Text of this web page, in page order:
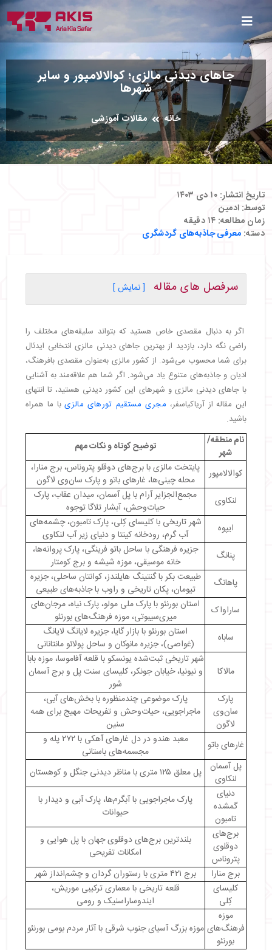
جاهای دیدنی مالزی؛ کوالالامپور و سایر
شهرها
خانه مقالات آموزشی
تاریخ انتشار: ۱۰ دی ۱۴۰۳
توسط: ادمین
زمان مطالعه: ۱۴ دقیقه
دسته: معرفی جاذبه‌های گردشگری
سرفصل های مقاله
[ نمایش ]
・جاهای دیدنی کوالالامپور مالزی
Towers)
・برج منارا (Menara KL Tower)
・ محله چینی‌ها (Chinatown)
・ غارهای باتو (Batu Caves)
・
ساختمان سلطان عبدالصمد (Sultan Abdul
Samad Building)
・
Theme Park)
・
・ جاهای دیدنی لنکاوی مالزی
پل آسمان لنکاوی (Langkawi Sky Bridge)
・ میدان داتاران لانگ (Dataran Lang)
・
پارک حیات‌وحش و بهشت پرندگان (Wildlife Park
& Bird Paradise)
・آبشار تلاگا توجوه (Telaga Tujuh Waterfalls)
・جاهای دیدنی ایپوه مالزی
・کلیسای کِلی (Kellie's Castle)
・دنیای گمشده تامبون (Lost World of Tambun)
・چشمه‌های آب گرم و پارک شبانه تامبون
・
رودخانه کینتا (The Kinta Riverfront Walk)
・
دنیای زیر آب لنگکاوی (Underwater World
Langkawi)
پارک دولتی رویال بلوم (Royal Belum State
Park)
・جاهای دیدنی مالزی پنانگ
・
ساحل باتو فرینگی (Batu Ferringhi Beach)
・
پارک پروانه‌های پنانگ (Penang Butterfly Park,
Entopia)
・ خانه موسیقی پنانگ (Penang House of Music)
・موزه شیشه پنانگ (Glass Museum Penang)
・ برج کومتار پنانگ (The Top Komtar Penang)
・جاهای دیدنی پاهنگ مالزی
・ گنتینگ هایلندز (Genting Highlands)
・کوانتان (Kuantan)
・جزیره تیومان (Tioman Island)
・پکان (Pekan)
・راوب (Raub)
・جاهای دیدنی ساراواک مالزی
・
・پارک ملی نیاه (Niah National Park)
・
پارک ملی مرجان‌های میری‌سیبوتی (MiriSibuti
Coral Reefs National Park)
اگر به دنبال مقصدی خاص هستید که بتواند سلیقه‌های مختلف را
راضی نگه دارد، بازدید از بهترین جاهای دیدنی مالزی انتخابی ایدئال
برای شما محسوب می‌شود. از کشور مالزی به‌عنوان مقصدی بافرهنگ،
ادیان و جاذبه‌های متنوع یاد می‌شود. اگر شما هم علاقه‌مند به آشنایی
با جاهای دیدنی مالزی و شهرهای این کشور دیدنی هستید، تا انتهای
این مقاله از آریاکیاسفر، مجری مستقیم تورهای مالزیبا ما همراه
باشید.
نام منطقه/
شهر
توضیح کوتاه و نکات مهم
کوالالامپور
پایتخت مالزی با برج‌های دوقلو پتروناس، برج منارا،
محله چینی‌ها، غارهای باتو و پارک سان‌وی لاگون
لنکاوی
مجمع‌الجزایر آرام با پل آسمان، میدان عقاب، پارک
حیات‌وحش، آبشار تلاگا توجوه
ایپوه
شهر تاریخی با کلیسای کِلی، پارک تامبون، چشمه‌های
آب گرم، رودخانه کینتا و دنیای زیر آب لنکاوی
پنانگ
جزیره فرهنگی با ساحل باتو فرینگی، پارک پروانه‌ها،
خانه موسیقی، موزه شیشه و برج کومتار
پاهانگ
طبیعت بکر با گنتینگ هایلندز، کوانتان ساحلی، جزیره
تیومان، پکان تاریخی و راوب با جاذبه‌های طبیعی
ساراواک
استان بورنئو با پارک ملی مولو، پارک نیاه، مرجان‌های
میری‌سیبوتی، موزه فرهنگ‌های بورنئو
ساباه
استان بورنئو با بازار گایا، جزیره لایانگ لایانگ
(غواصی)، جزیره مانوکان و ساحل پولائو مانتانانی
مالاکا
شهر تاریخی ثبت‌شده یونسکو با قلعه آفاموسا، موزه بابا
و نیونیا، خیابان جونکر، کلیسای سنت پل و برج آسمان
شور
پارک
سان‌وی
لاگون
پارک موضوعی چندمنظوره با بخش‌های آبی،
ماجراجویی، حیات‌وحش و تفریحات مهیج برای همه
سنین
غارهای باتو
معبد هندو در دل غارهای آهکی با ۲۷۲ پله و
مجسمه‌های باستانی
پل آسمان
لنکاوی
پل معلق ۱۲۵ متری با مناظر دیدنی جنگل و کوهستان
دنیای
گمشده
تامبون
پارک ماجراجویی با آبگرم‌ها، پارک آبی و دیدار با
حیوانات
برج‌های
دوقلوی
پتروناس
بلندترین برج‌های دوقلوی جهان با پل هوایی و
امکانات تفریحی
برج منارا
برج ۴۲۱ متری با رستوران گردان و چشم‌انداز شهر
کلیسای
کِلی
قلعه تاریخی با معماری ترکیبی موریش،
ایندوساراسنیک و رومی
موزه
فرهنگ‌های
بورنئو
موزه بزرگ آسیای جنوب شرقی با آثار مردم بومی بورنئو